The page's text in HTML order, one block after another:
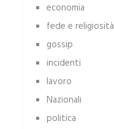
economia
fede e religiosità
gossip
incidenti
lavoro
Nazionali
politica